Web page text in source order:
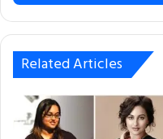
r
y
r
a
Related Articles